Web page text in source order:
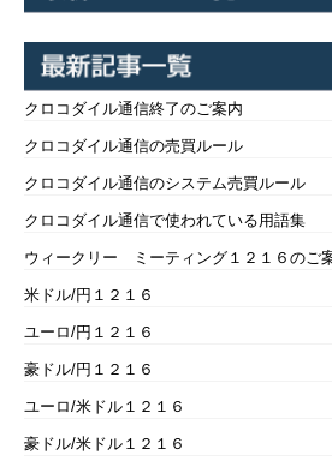
クロコダイル通信終了のご案内
クロコダイル通信の売買ルール
クロコダイル通信のシステム売買ルール
クロコダイル通信で使われている用語集
ウィークリー ミーティング１２１６のご
米ドル/円１２１６
ユーロ/円１２１６
豪ドル/円１２１６
ユーロ/米ドル１２１６
豪ドル/米ドル１２１６